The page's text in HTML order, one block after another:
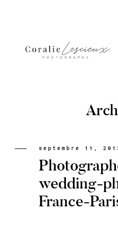
Portfolio
A PROPOS CORALIE
septembre 11,
wedding-
France-